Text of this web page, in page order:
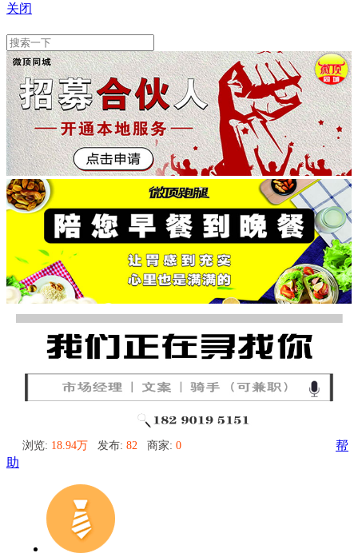
关闭
浏览: 18.94万 发布: 82 商家: 0
帮
助